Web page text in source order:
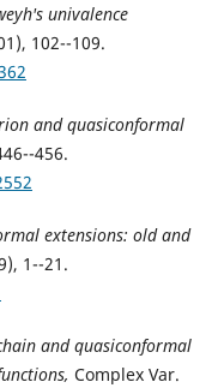
univalence
102--109.
and quasiconformal
456.
extensions: old and
1--21.
and quasiconformal
Complex Var.